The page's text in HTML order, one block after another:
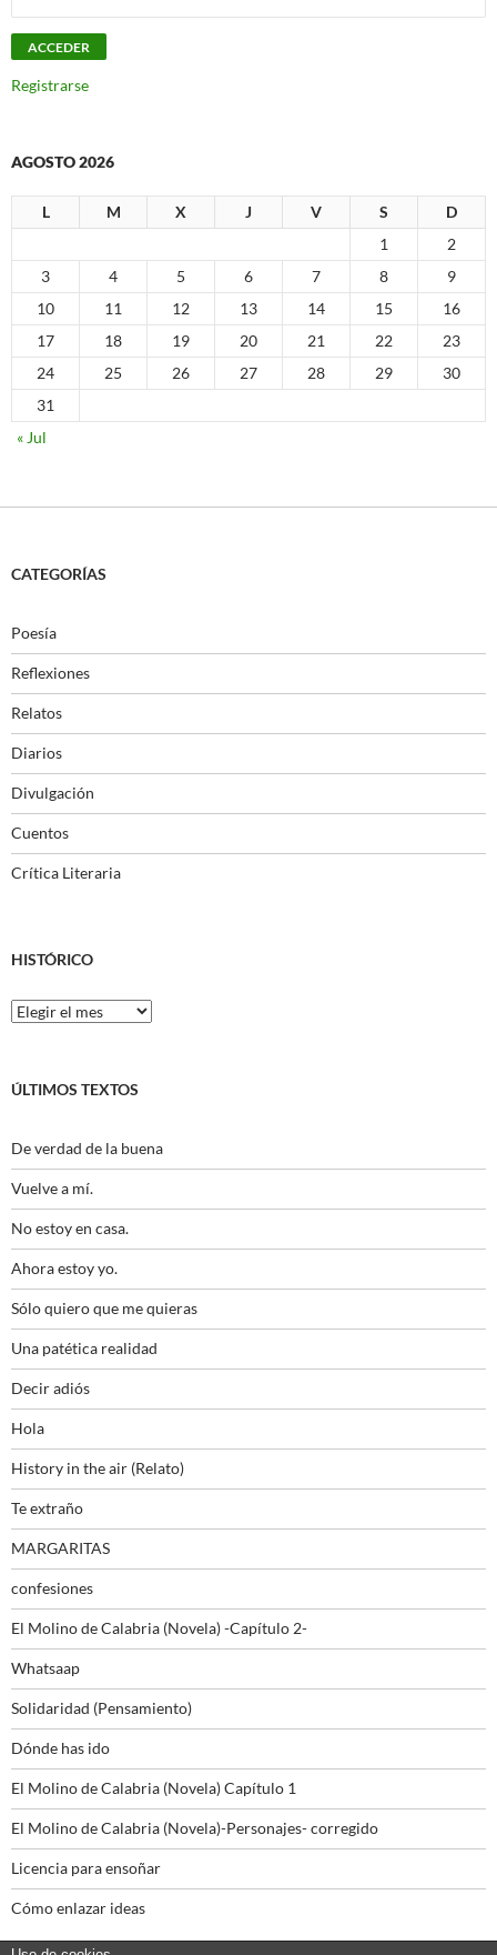
Registrarse
AGOSTO 2026
L M X J V S
D
1
2
3
4 5 6 7 8
9
10
11 12 13 14 15
16
17
18 19 20 21 22
23
24
25 26 27 28 29
30
31
« Jul
CATEGORÍAS
Poesía
Reflexiones
Relatos
Diarios
Divulgación
Cuentos
Crítica Literaria
HISTÓRICO
Histórico
ÚLTIMOS TEXTOS
De verdad de la buena
Vuelve a mí.
No estoy en casa.
Ahora estoy yo.
Sólo quiero que me quieras
Una patética realidad
Decir adiós
Hola
History in the air (Relato)
Te extraño
MARGARITAS
confesiones
El Molino de Calabria (Novela) -Capítulo 2-
Whatsaap
Solidaridad (Pensamiento)
Dónde has ido
El Molino de Calabria (Novela) Capítulo 1
El Molino de Calabria (Novela)-Personajes- corregido
Licencia para ensoñar
Cómo enlazar ideas